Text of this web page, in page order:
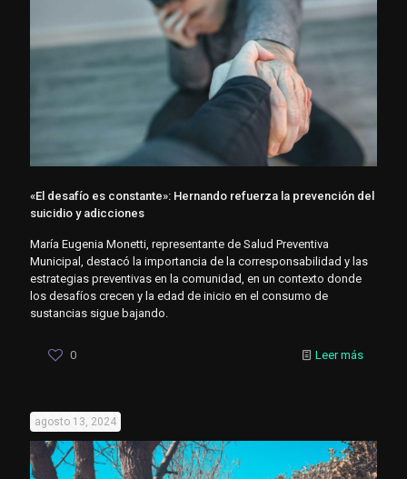
«El desafío es constante»: Hernando refuerza la prevención del
suicidio y adicciones
María Eugenia Monetti, representante de Salud Preventiva
Municipal, destacó la importancia de la corresponsabilidad y las
estrategias preventivas en la comunidad, en un contexto donde
los desafíos crecen y la edad de inicio en el consumo de
sustancias sigue bajando.
0 Leer más
agosto 13, 2024